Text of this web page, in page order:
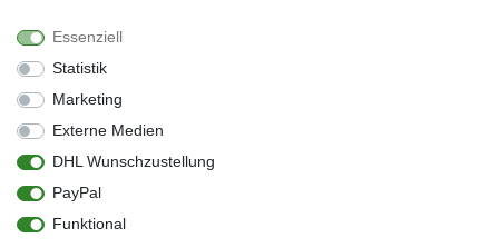
Sie können den Newsletter jederzeit kostenlos abbestellen.
** gilt für Lieferungen innerhalb Deutschlands, Lieferzeiten für andere Länder
entnehmen Sie bitte der Schaltfläche mit den Versandinformationen
Widerrufs­recht
Kontakt
Barrierefreiheitserklärung
Zahlung & Versand
Vertrag widerrufen
Essenziell
Statistik
Marketing
Externe Medien
DHL Wunschzustellung
PayPal
Funktional